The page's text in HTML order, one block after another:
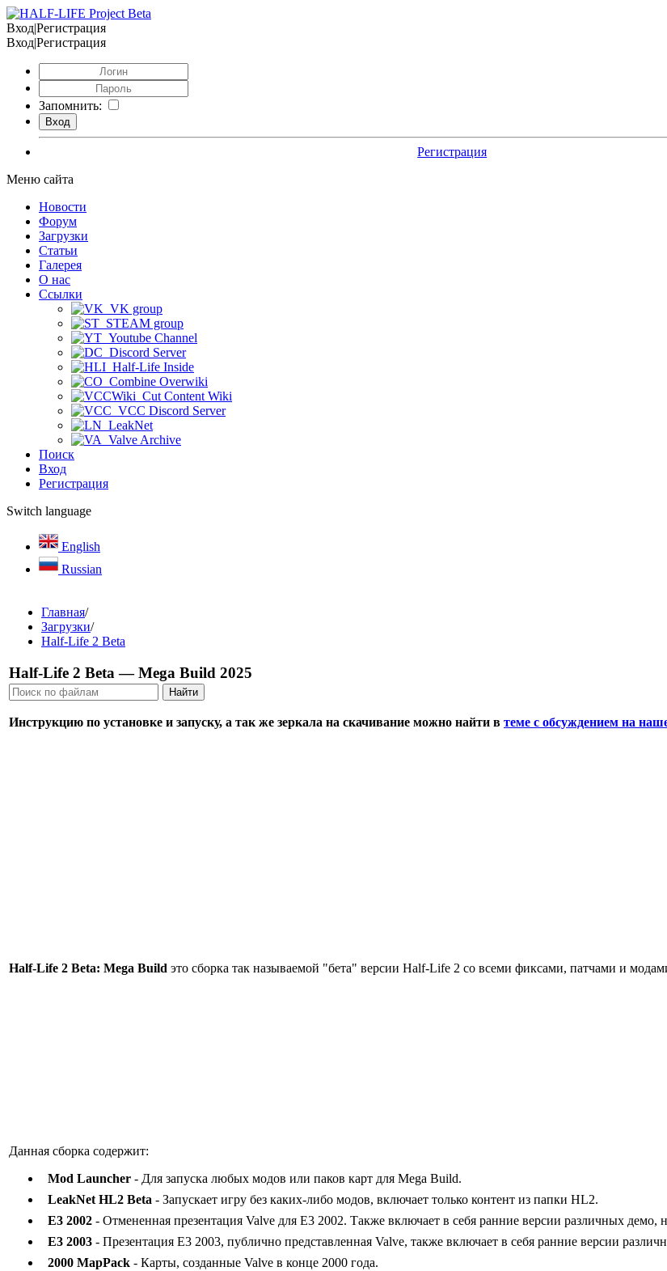
Вход|Регистрация
Вход|Регистрация
Запомнить:
Регистрация
Меню сайта
Новости
Форум
Загрузки
Статьи
Галерея
О нас
Ссылки
VK group
STEAM group
Youtube Channel
Discord Server
Half-Life Inside
Combine Overwiki
Cut Content Wiki
VCC Discord Server
LeakNet
Valve Archive
Поиск
Вход
Регистрация
Switch language
English
Russian
Главная/
Загрузки/
Half-Life 2 Beta
Half-Life 2 Beta — Mega Build 2025
Инструкцию по установке и запуску, а так же зеркала на скачивание можно найти в теме с обсуждением на
Half-Life 2 Beta: Mega Build это сборка так называемой "бета" версии Half-Life 2 со всеми фиксами, патчами и
Данная сборка содержит:
Mod Launcher - Для запуска любых модов или паков карт для Mega Build.
LeakNet HL2 Beta - Запускает игру без каких-либо модов, включает только контент из папки HL2.
E3 2002 - Отмененная презентация Valve для E3 2002. Также включает в себя ранние версии различных демо,
E3 2003 - Презентация E3 2003, публично представленная Valve, также включает в себя ранние версии
2000 MapPack - Карты, созданные Valve в конце 2000 года.